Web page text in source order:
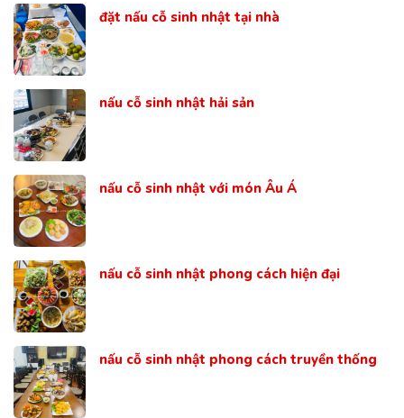
đặt nấu cỗ sinh nhật tại nhà
nấu cỗ sinh nhật hải sản
nấu cỗ sinh nhật với món Âu Á
nấu cỗ sinh nhật phong cách hiện đại
nấu cỗ sinh nhật phong cách truyền thống